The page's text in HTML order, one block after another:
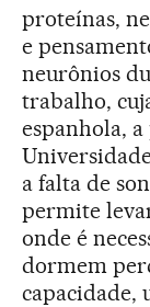
proteínas,
e
neurônios
trabalho,
espanhola, a
a falta de
permite
onde é
dormem
capacidade,